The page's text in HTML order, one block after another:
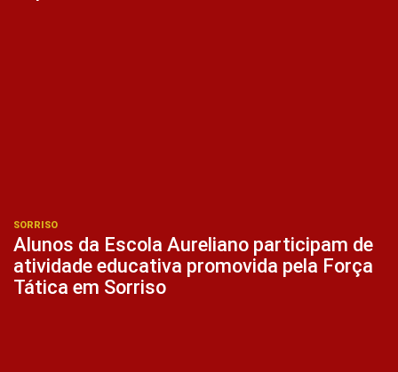
SORRISO
Alunos da Escola Aureliano participam de
atividade educativa promovida pela Força
Tática em Sorriso